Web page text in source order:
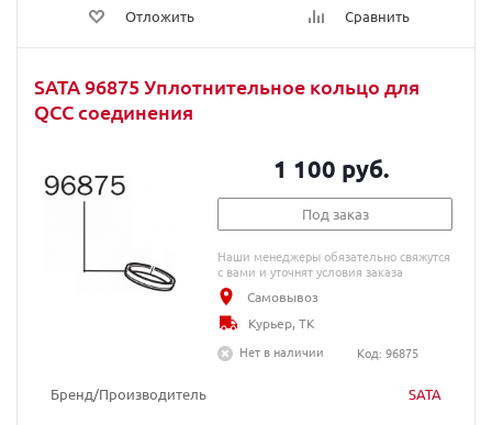
Отложить Сравнить
SATA 96875 Уплотнительное кольцо для
QCC соединения
Бренд/Производитель SATA
1 100 руб.
Под заказ
Наши менеджеры обязательно свяжутся
с вами и уточнят условия заказа
Самовывоз
Курьер, ТК
Нет в наличии
Код: 96875